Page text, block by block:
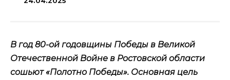
В год 80-ой годовщины Победы в Великой
Отечественной Войне в Ростовской области
сошьют «Полотно Победы». Основная цель